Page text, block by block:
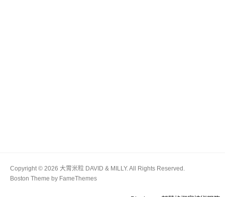
Copyright © 2026 大胃米粒 DAVID & MILLY. All Rights Reserved.
Boston Theme by FameThemes